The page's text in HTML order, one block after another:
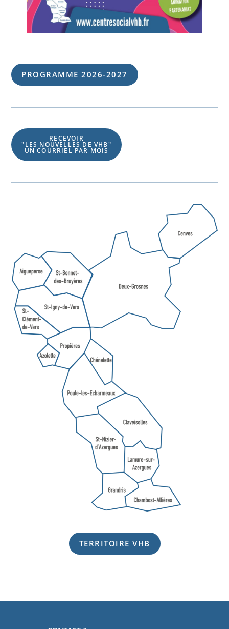
PROGRAMME 2026-2027
RECEVOIR
"LES NOUVELLES DE VHB"
UN COURRIEL PAR MOIS
TERRITOIRE VHB